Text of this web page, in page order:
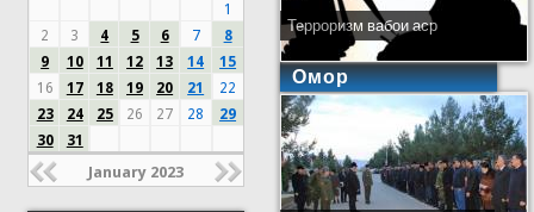
1
2
3 4 5 6 7
8
9
10 11 12 13 14
15
16
17 18 19 20 21
22
23
24 25 26 27 28
29
30
31
January 2023
Терроризм вабои аср
Омор